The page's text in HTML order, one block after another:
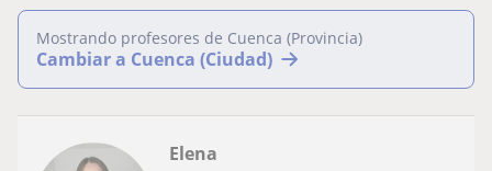
Mostrando profesores de Cuenca (Provincia)
Cambiar a Cuenca (Ciudad)
Elena